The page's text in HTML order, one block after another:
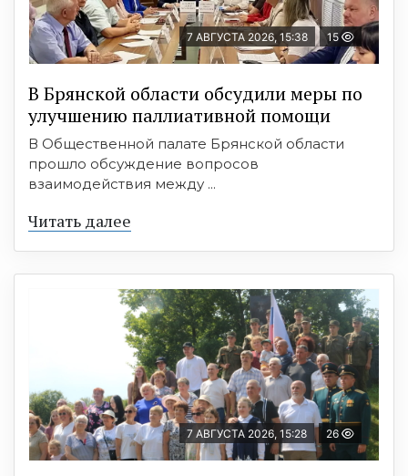
7 АВГУСТА 2026, 15:38 15
В Брянской области обсудили меры по
улучшению паллиативной помощи
В Общественной палате Брянской области
прошло обсуждение вопросов
взаимодействия между ...
Читать далее
7 АВГУСТА 2026, 15:28 26